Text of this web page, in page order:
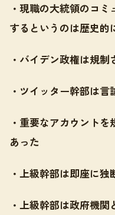
・現職の大統領のコ
するというのは歴史的
・バイデン政権は規制
・ツイッター幹部は
・重要なアカウント
あった
・上級幹部は即座に
・上級幹部は政府機